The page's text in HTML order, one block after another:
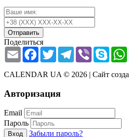
Отправить
Поделиться
Email Facebook
TwitterTelegram
Viber Skype
CALENDAR UA © 2026 | Сайт
Авторизация
Email
Пароль
Вход Забыли пароль?